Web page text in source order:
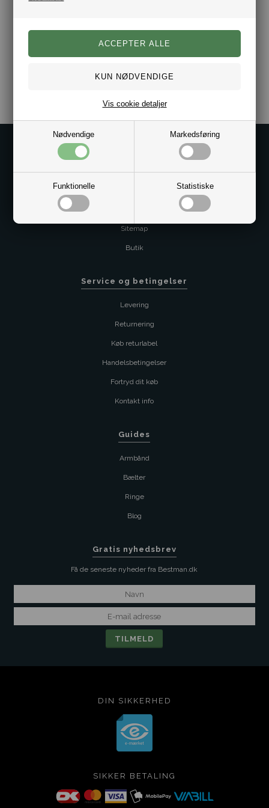
Nødvendige Markedsføring
Funktionelle Statistiske
Vis cookie detaljer
Vælg i mellem flere størrelser.
Sitemap
Butik
Service og betingelser
Levering
Returnering
Køb returlabel
Handelsbetingelser
Fortryd dit køb
Kontakt info
Guides
Armbånd
Bælter
Ringe
Blog
Gratis nyhedsbrev
Få de seneste nyheder fra Bestman.dk
DIN SIKKERHED
SIKKER BETALING